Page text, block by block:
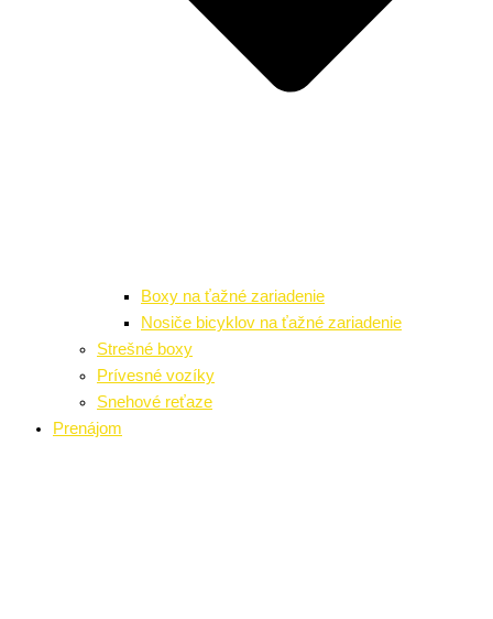
Boxy na ťažné zariadenie
Nosiče bicyklov na ťažné zariadenie
Strešné boxy
Prívesné vozíky
Snehové reťaze
Prenájom